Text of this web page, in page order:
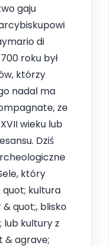
gaju
di
roku był
którzy
nadal ma
ze
wieku lub
Dziś
który
kultura
quot;, blisko
lub kultury z
& agrave;